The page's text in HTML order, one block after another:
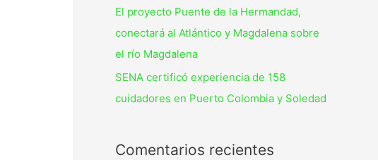
El proyecto Puente de la Hermandad,
conectará al Atlántico y Magdalena sobre
el río Magdalena
SENA certificó experiencia de 158
cuidadores en Puerto Colombia y Soledad
Comentarios recientes